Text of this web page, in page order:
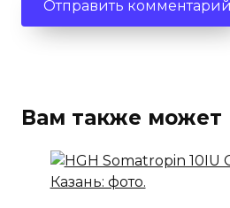
Вам также может